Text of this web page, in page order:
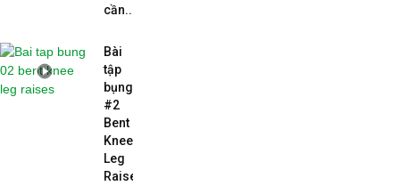
cần...
Bài
tập
bụng
#2
Bent
Knee
Leg
Raises